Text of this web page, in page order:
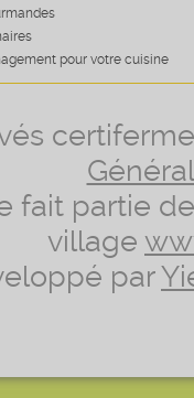
pour votre cuisine
fait partie
village
par